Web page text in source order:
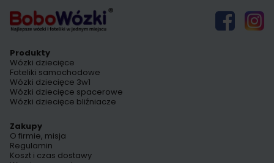
Produkty
Wózki dziecięce
Foteliki samochodowe
Wózki dziecięce 3w1
Wózki dziecięce spacerowe
Wózki dziecięce bliźniacze
Zakupy
O firmie, misja
Regulamin
Koszt i czas dostawy